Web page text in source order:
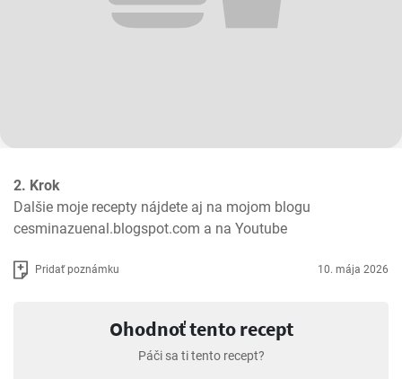
2. Krok
Dalšie moje recepty nájdete aj na mojom blogu
cesminazuenal.blogspot.com a na Youtube
Pridať poznámku 10. mája 2026
Ohodnoť tento recept
Páči sa ti tento recept?